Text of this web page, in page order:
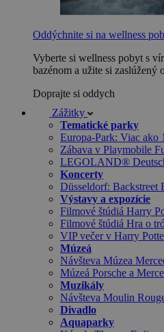
Oddýchnite si na wellness
Vyberte si wellness pobyt s
bazénom a užite si zaslúžený
Doprajte si oddych
Zážitky
Tematické parky
Europa-Park: Viac ako
Zábava v Playmobile
LEGOLAND®
Koncerty
Düsseldorf: Backstreet
Výstavy a expozície
Filmové štúdiá Harry
Filmové štúdiá Hra o
VIP večer v Harry
Múzeá
Návšteva Múzea
Múzeá Porsche a
Muzikály
Návšteva Moulin
Divadlo
Aquaparky